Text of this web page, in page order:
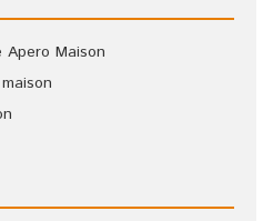
Maison